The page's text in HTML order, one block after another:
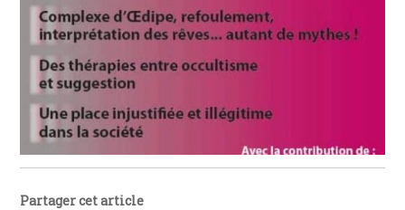
Partager cet article